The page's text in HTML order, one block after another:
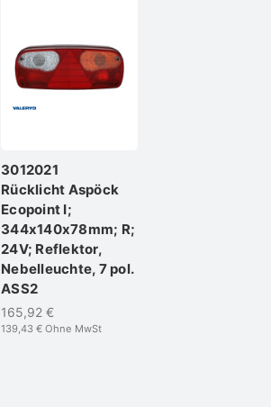
3012021
Rücklicht Aspöck
Ecopoint I;
344x140x78mm; R;
24V; Reflektor,
Nebelleuchte, 7 pol.
ASS2
165,92 €
139,43 € Ohne MwSt